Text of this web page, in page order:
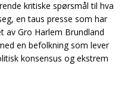
kritiske spørsmål til hva
en taus presse som har
av Gro Harlem Brundland
en befolkning som lever
konsensus og ekstrem